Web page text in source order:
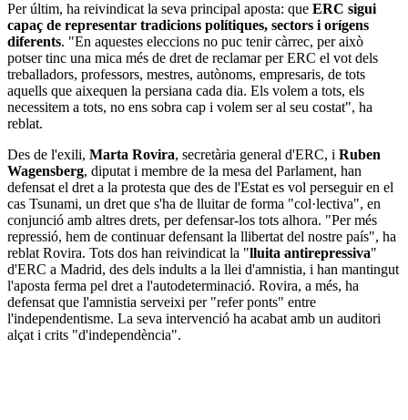
Per últim, ha reivindicat la seva principal aposta: que ERC sigui
capaç de representar tradicions polítiques, sectors i orígens
diferents. "En aquestes eleccions no puc tenir càrrec, per això
potser tinc una mica més de dret de reclamar per ERC el vot dels
treballadors, professors, mestres, autònoms, empresaris, de tots
aquells que aixequen la persiana cada dia. Els volem a tots, els
necessitem a tots, no ens sobra cap i volem ser al seu costat", ha
reblat.
Des de l'exili, Marta Rovira, secretària general d'ERC, i Ruben
Wagensberg, diputat i membre de la mesa del Parlament, han
defensat el dret a la protesta que des de l'Estat es vol perseguir en el
cas Tsunami, un dret que s'ha de lluitar de forma "col·lectiva", en
conjunció amb altres drets, per defensar-los tots alhora. "Per més
repressió, hem de continuar defensant la llibertat del nostre país", ha
reblat Rovira. Tots dos han reivindicat la "lluita antirepressiva"
d'ERC a Madrid, des dels indults a la llei d'amnistia, i han mantingut
l'aposta ferma pel dret a l'autodeterminació. Rovira, a més, ha
defensat que l'amnistia serveixi per "refer ponts" entre
l'independentisme. La seva intervenció ha acabat amb un auditori
alçat i crits "d'independència".